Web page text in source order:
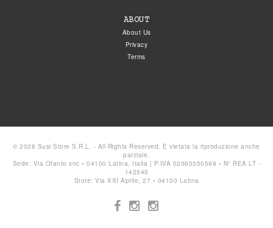
ABOUT
About Us
Privacy
Terms
© 2026 Susi Store S.R.L. - All Rights Reserved. È vietata la riproduzione anche
parziale.
Sede: Via Ofanto snc • 04100 Latina, Italia | P.IVA 02060350598 • N° REA LT -
142545
Store: Via XXI Aprile, 27 • 04100 Latina